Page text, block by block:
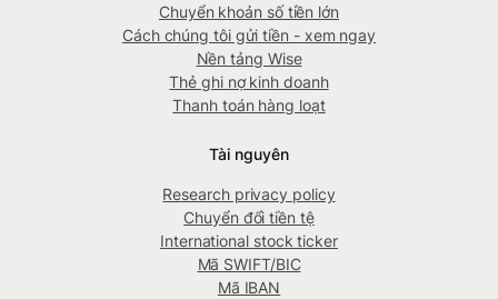
Chuyển khoản số tiền lớn
Cách chúng tôi gửi tiền - xem ngay
Nền tảng Wise
Thẻ ghi nợ kinh doanh
Thanh toán hàng loạt
Tài nguyên
Research privacy policy
Chuyển đổi tiền tệ
International stock ticker
Mã SWIFT/BIC
Mã IBAN